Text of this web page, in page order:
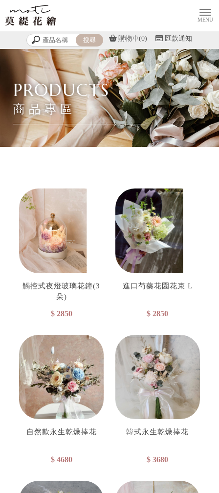
購物車(0) 匯款通知
商品專區
觸控式夜燈玻璃花鐘(3
朵)
$ 2850
進口芍藥花園花束 L
$ 2850
自然款永生乾燥捧花
$ 4680
韓式永生乾燥捧花
$ 3680